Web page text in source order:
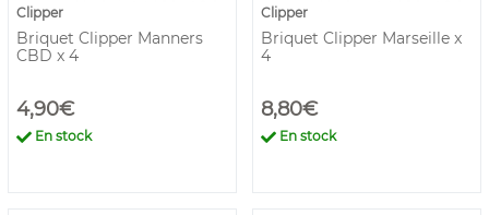
Clipper
Briquet Clipper Manners
CBD x 4
4,90€
En stock
Clipper
Briquet Clipper Marseille x
4
8,80€
En stock